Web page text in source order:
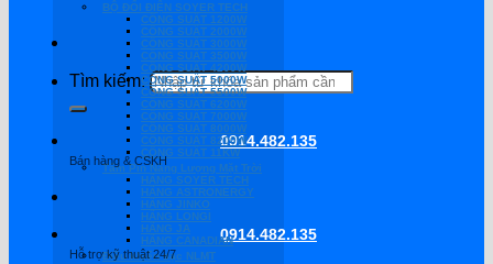
Tìm kiếm:
0914.482.135
Bán hàng & CSKH
0914.482.135
Hỗ trợ kỹ thuật 24/7
BỘ ĐỔI ĐIỆN SOYER TECH
CÔNG SUẤT 1200W
CÔNG SUẤT 2000W
CÔNG SUẤT 3000W
CÔNG SUẤT 3500W
CÔNG SUẤT 4200W
CÔNG SUẤT 5000W
CÔNG SUẤT 5500W
CÔNG SUẤT 6200W
CÔNG SUẤT 7000W
CÔNG SUẤT 8000W
CÔNG SUẤT 8200W
CÔNG SUẤT 11KW
Tấm Pin Năng Lượng Mặt Trời
HÃNG SOYER TECH
HÃNG ASTRONERGY
HÃNG JINKO
HÃNG LONGI
HÃNG JA
HÃNG CANADIAN
Điều khiển sạc NLMT